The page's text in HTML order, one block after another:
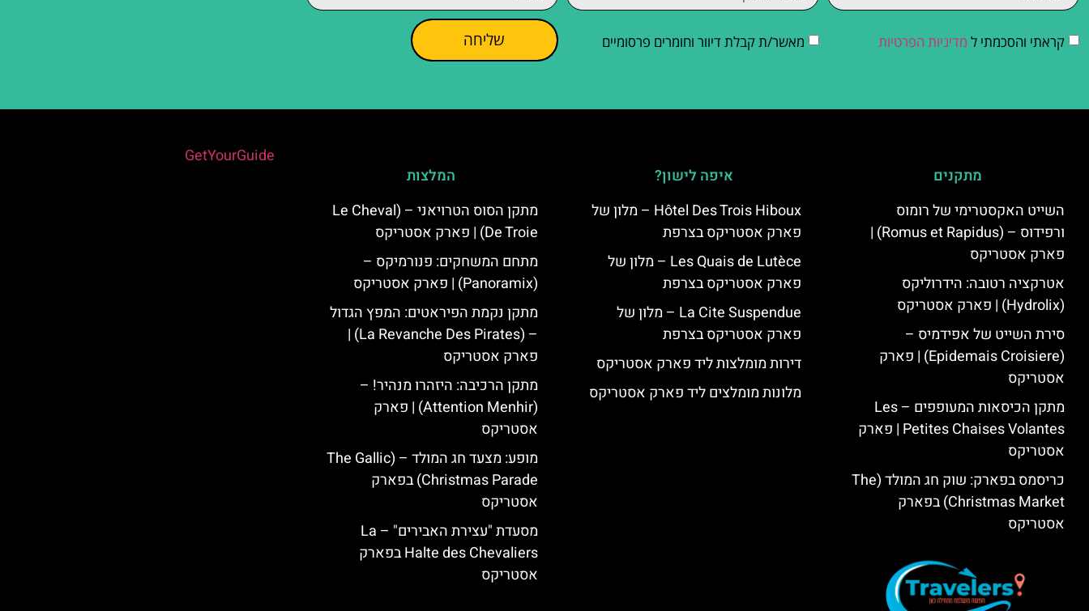
קראתי והסכמתי ל מדיניות הפרטיות מאשר/ת קבלת דיוור וחומרים פרסומיים שליחה
מתקנים
השייט האקסטרימי של רומוס
ורפידוס – (Romus et Rapidus) |
פארק אסטריקס
אטרקציה רטובה: הידרוליקס
(Hydrolix) | פארק אסטריקס
סירת השייט של אפידמיס –
(Epidemais Croisiere) | פארק
אסטריקס
מתקן הכיסאות המעופפים – Les
Petites Chaises Volantes | פארק
אסטריקס
כריסמס בפארק: שוק חג המולד (The
Christmas Market) בפארק
אסטריקס
איפה לישון?
Hôtel Des Trois Hiboux – מלון של
פארק אסטריקס בצרפת
Les Quais de Lutèce – מלון של
פארק אסטריקס בצרפת
La Cite Suspendue – מלון של
פארק אסטריקס בצרפת
דירות מומלצות ליד פארק אסטריקס
מלונות מומלצים ליד פארק אסטריקס
המלצות
מתקן הסוס הטרויאני – (Le Cheval
De Troie) | פארק אסטריקס
מתחם המשחקים: פנורמיקס –
(Panoramix) | פארק אסטריקס
מתקן נקמת הפיראטים: המפץ הגדול
– (La Revanche Des Pirates) |
פארק אסטריקס
מתקן הרכיבה: היזהרו מנהיר! –
(Attention Menhir) | פארק
אסטריקס
מופע: מצעד חג המולד – (The Gallic
Christmas Parade) בפארק
אסטריקס
מסעדת "עצירת האבירים" – La
Halte des Chevaliers בפארק
אסטריקס
GetYourGuide